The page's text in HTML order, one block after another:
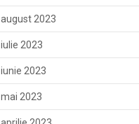
august 2023
iulie 2023
iunie 2023
mai 2023